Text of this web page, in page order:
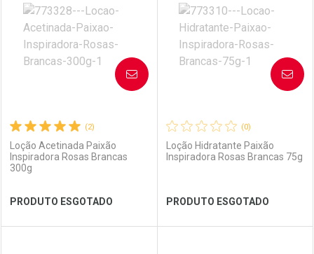
Laboratório
Ver Desconto Convênio
Por Menos Laboratório
Ver Desconto Convênio
Por Menos
(2)
Loção Acetinada Paixão
Inspiradora Rosas Brancas
300g
PRODUTO ESGOTADO
AVISE-ME
(0)
Loção Hidratante Paixão
Inspiradora Rosas Brancas 75g
PRODUTO ESGOTADO
AVISE-ME